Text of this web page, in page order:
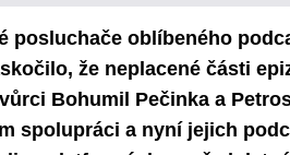
posluchače oblíbeného
že neplacené části
Bohumil Pečinka a
spolupráci a nyní jejich